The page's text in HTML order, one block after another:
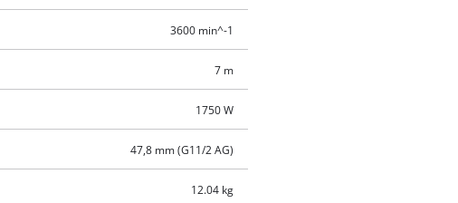
3600 min^-1
7 m
1750 W
47,8 mm (G11/2 AG)
12.04 kg